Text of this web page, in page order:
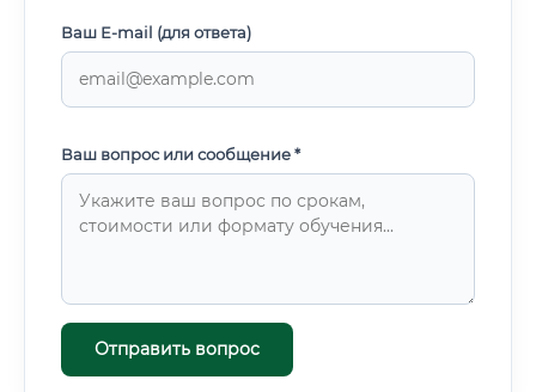
Ваш E-mail (для ответа)
Ваш вопрос или сообщение *
Отправить вопрос